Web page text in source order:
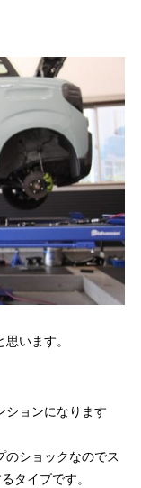
います。
ションになります
のショックなのでス
タイプです。